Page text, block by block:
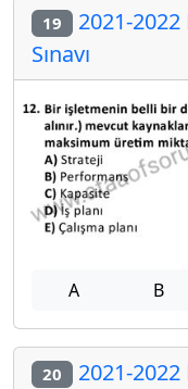
19 2021-
Sınavı
A B
20 2021-